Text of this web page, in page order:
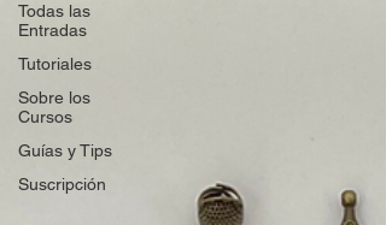
Todas las
Entradas
Tutoriales
Sobre los
Cursos
Guías y Tips
Suscripción